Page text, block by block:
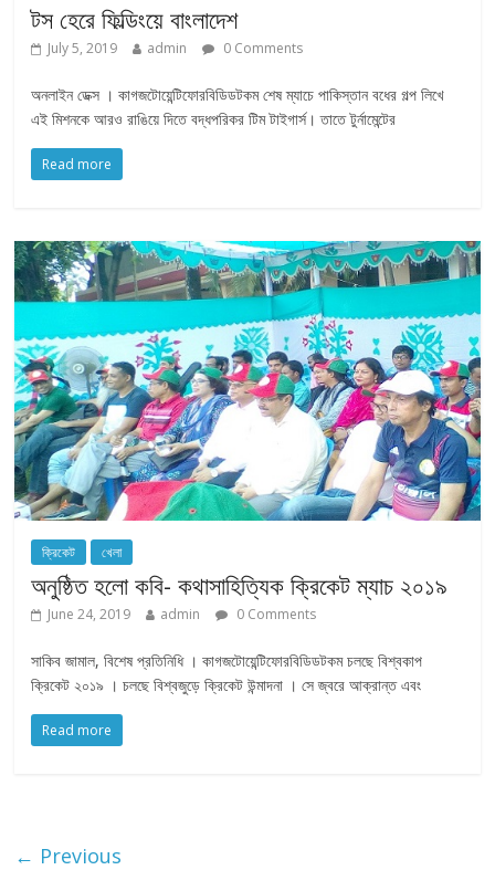
টস হেরে ফিল্ডিংয়ে বাংলাদেশ
July 5, 2019 admin 0 Comments
অনলাইন ডেক্স । কাগজটোয়েন্টিফোরবিডিডটকম শেষ ম্যাচে পাকিস্তান বধের গল্প লিখে
এই মিশনকে আরও রাঙিয়ে দিতে বদ্ধপরিকর টিম টাইগার্স। তাতে টুর্নামেন্টের
Read more
ক্রিকেট খেলা
অনুষ্ঠিত হলো কবি- কথাসাহিত্যিক ক্রিকেট ম্যাচ ২০১৯
June 24, 2019 admin 0 Comments
সাকিব জামাল, বিশেষ প্রতিনিধি । কাগজটোয়েন্টিফোরবিডিডটকম চলছে বিশ্বকাপ
ক্রিকেট ২০১৯ । চলছে বিশ্বজুড়ে ক্রিকেট উন্মাদনা । সে জ্বরে আক্রান্ত এবং
Read more
← Previous